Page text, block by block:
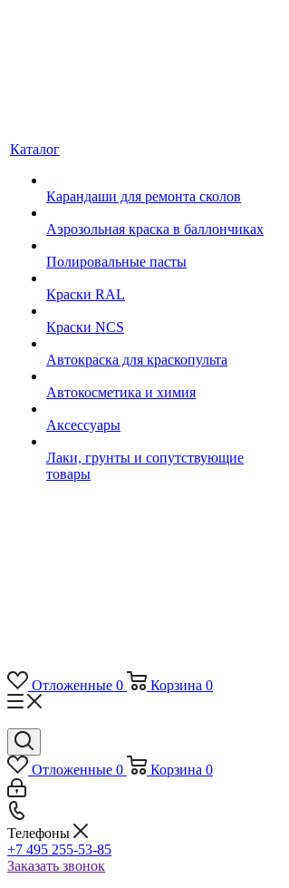
Каталог
Карандаши для ремонта сколов
Аэрозольная краска в баллончиках
Полировальные пасты
Краски RAL
Краски NCS
Автокраска для краскопульта
Автокосметика и химия
Аксессуары
Лаки, грунты и сопутствующие
товары
Отложенные 0 Корзина 0
Отложенные 0 Корзина 0
Телефоны
+7 495 255-53-85
Заказать звонок